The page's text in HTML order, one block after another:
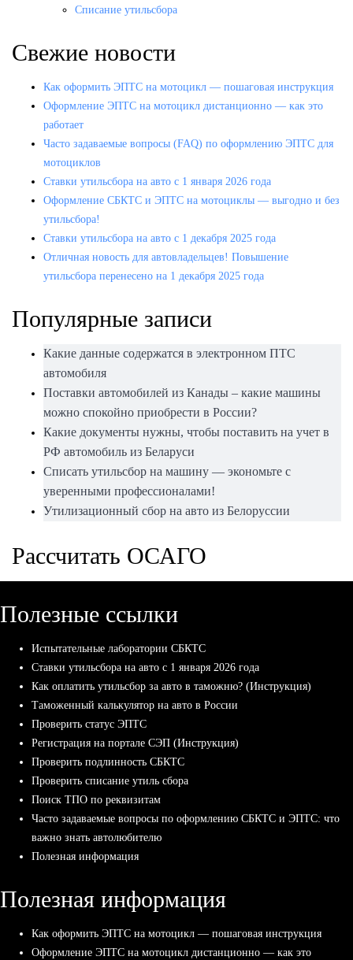
Списание утильсбора
Свежие новости
Как оформить ЭПТС на мотоцикл — пошаговая инструкция
Оформление ЭПТС на мотоцикл дистанционно — как это
работает
Часто задаваемые вопросы (FAQ) по оформлению ЭПТС для
мотоциклов
Ставки утильсбора на авто с 1 января 2026 года
Оформление СБКТС и ЭПТС на мотоциклы — выгодно и без
утильсбора!
Ставки утильсбора на авто с 1 декабря 2025 года
Отличная новость для автовладельцев! Повышение
утильсбора перенесено на 1 декабря 2025 года
Популярные записи
Какие данные содержатся в электронном ПТС
автомобиля
Поставки автомобилей из Канады – какие машины
можно спокойно приобрести в России?
Какие документы нужны, чтобы поставить на учет в
РФ автомобиль из Беларуси
Списать утильсбор на машину — экономьте с
уверенными профессионалами!
Утилизационный сбор на авто из Белоруссии
Рассчитать ОСАГО
Полезные ссылки
Испытательные лаборатории СБКТС
Ставки утильсбора на авто с 1 января 2026 года
Как оплатить утильсбор за авто в таможню? (Инструкция)
Таможенный калькулятор на авто в России
Проверить статус ЭПТС
Регистрация на портале СЭП (Инструкция)
Проверить подлинность СБКТС
Проверить списание утиль сбора
Поиск ТПО по реквизитам
Часто задаваемые вопросы по оформлению СБКТС и ЭПТС: что
важно знать автолюбителю
Полезная информация
Полезная информация
Как оформить ЭПТС на мотоцикл — пошаговая инструкция
Оформление ЭПТС на мотоцикл дистанционно — как это